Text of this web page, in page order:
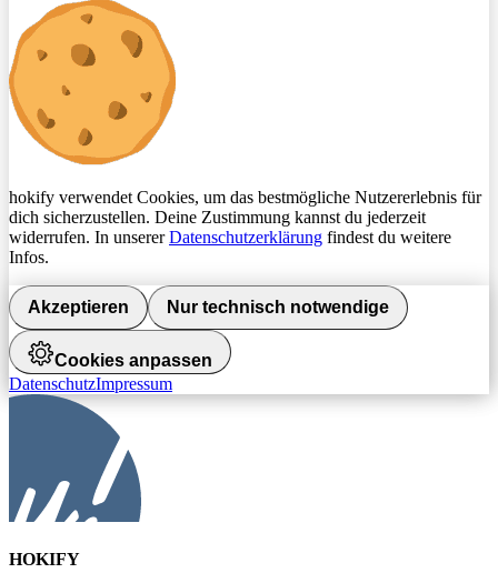
hokify verwendet Cookies, um das bestmögliche Nutzererlebnis für
dich sicherzustellen. Deine Zustimmung kannst du jederzeit
widerrufen. In unsererDatenschutzerklärung findest du weitere
Infos.
Akzeptieren Nur technisch notwendige
Cookies anpassen
DatenschutzImpressum
HOKIFY